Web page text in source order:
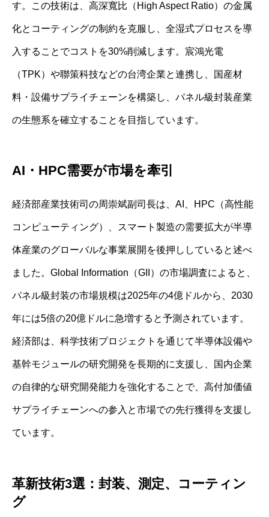
す。この技術は、高深寬比（High Aspect Ratio）の金属
化とコーティングの制約を克服し、全湿式プロセスを導
入することでコストを30%削減します。宸鴻光電
（TPK）や聯策科技などの台湾企業と連携し、国産材
料・設備サプライチェーンを構築し、パネル級封装産業
の生態系を確立することを目指しています。
AI・HPC需要が市場を牽引
経済部産業技術司の周崇斌副司長は、AI、HPC（高性能
コンピューティング）、スマート製造の需要拡大が半導
体産業のグローバルな事業展開を後押ししていると述べ
ました。Global Information（GII）の市場調査によると、
パネル級封装の市場規模は2025年の4億ドルから、2030
年には5倍の20億ドルに急増すると予測されています。
経済部は、科学技術プロジェクトを通じて半導体設備や
基幹モジュールの研究開発を長期的に支援し、国内企業
の自律的な研究開発能力を強化することで、高付加価値
サプライチェーンへの参入と市場での先行獲得を支援し
ています。
革新技術3選：封装、測定、コーティン
グ